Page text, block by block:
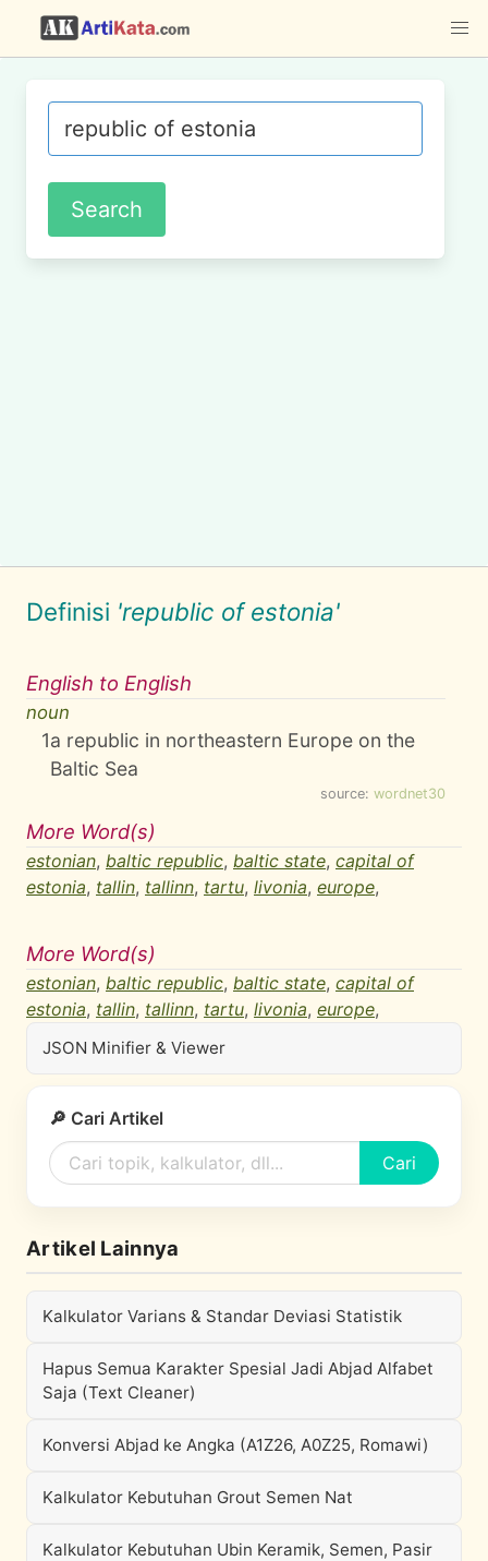
Definisi 'republic of estonia'
English to English
noun
1a republic in northeastern Europe on the
Baltic Sea
source: wordnet30
More Word(s)
estonian, baltic republic, baltic state, capital of
estonia, tallin, tallinn, tartu, livonia, europe,
More Word(s)
estonian, baltic republic, baltic state, capital of
estonia, tallin, tallinn, tartu, livonia, europe,
JSON Minifier & Viewer
🔎 Cari Artikel
Cari
Artikel Lainnya
Kalkulator Varians & Standar Deviasi Statistik
Hapus Semua Karakter Spesial Jadi Abjad Alfabet
Saja (Text Cleaner)
Konversi Abjad ke Angka (A1Z26, A0Z25, Romawi)
Kalkulator Kebutuhan Grout Semen Nat
Kalkulator Kebutuhan Ubin Keramik, Semen, Pasir